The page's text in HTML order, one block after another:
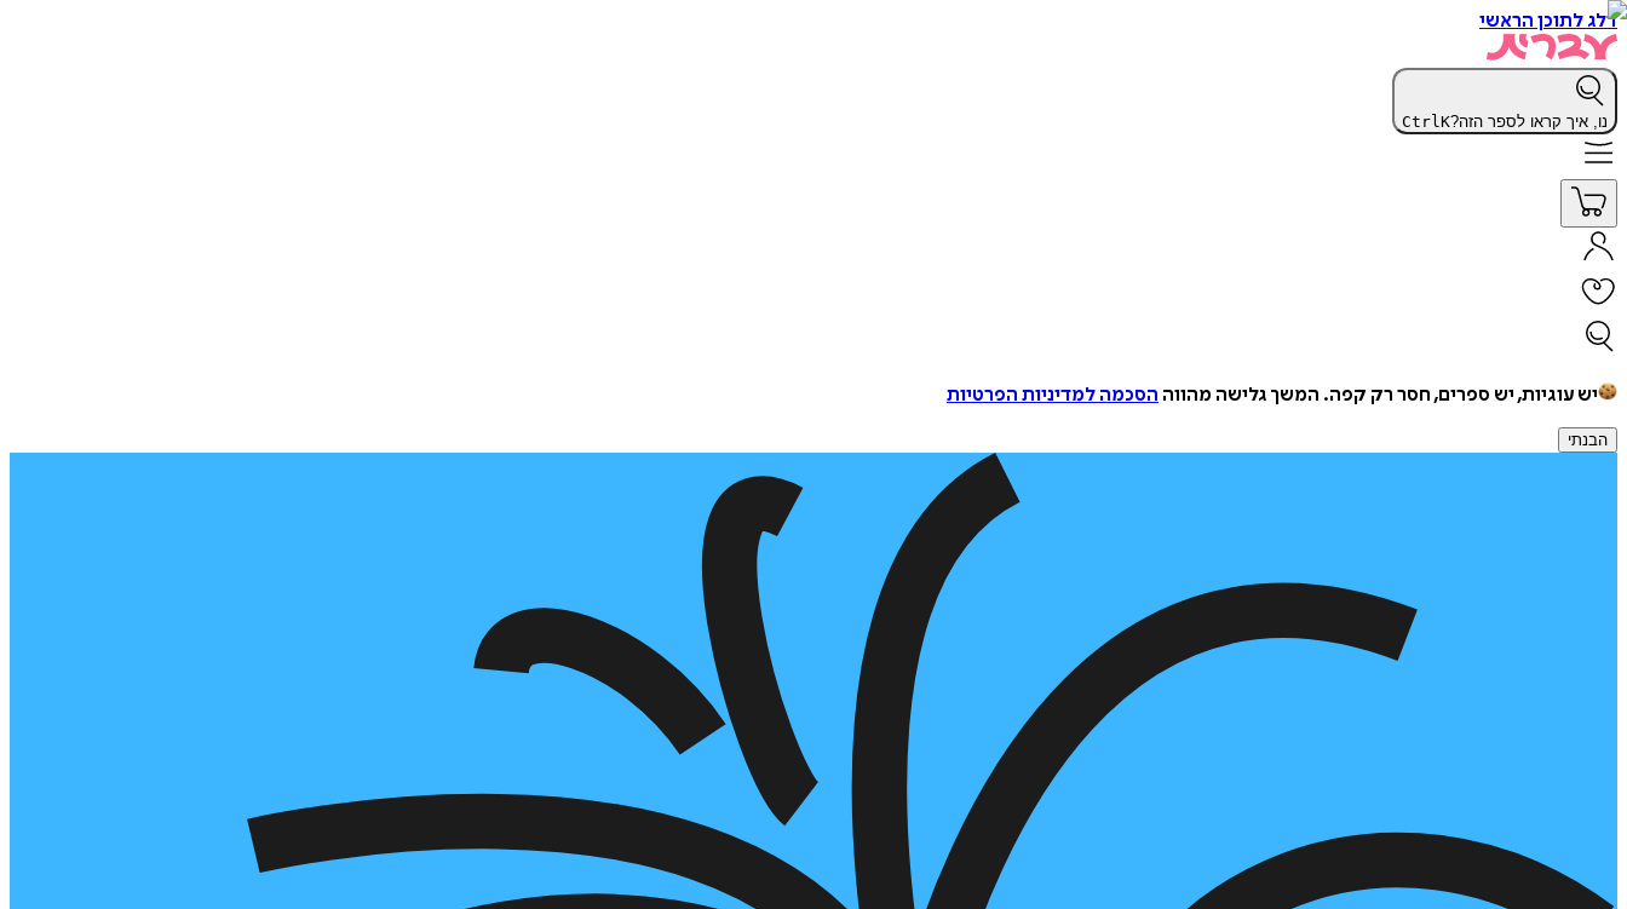
דלג לתוכן הראשי
נו, איך קראו לספר הזה? CtrlK
יש עוגיות, יש ספרים, חסר רק קפה. המשך גלישה מהווה הסכמה למדיניות הפרטיות
הבנתי